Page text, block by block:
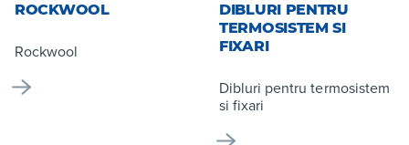
ROCKWOOL
Rockwool
DIBLURI PENTRU
TERMOSISTEM SI
FIXARI
Dibluri pentru termosistem
si fixari